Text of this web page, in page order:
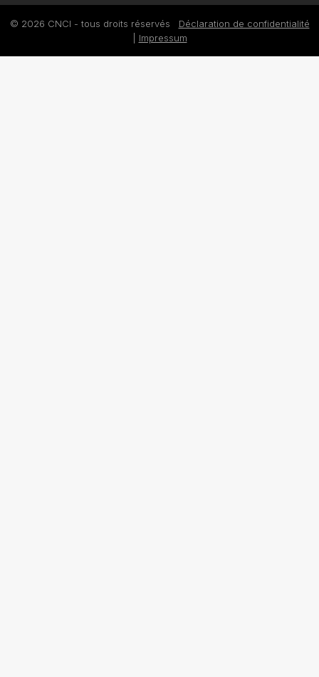
© 2026 CNCI - tous droits réservés Déclaration de confidentialité
Impressum